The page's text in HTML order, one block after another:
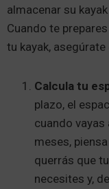
almacenar su
Cuando te
tu kayak, asegúrate
Calcula tu
plazo, el
cuando
meses,
querrás que
necesites y,